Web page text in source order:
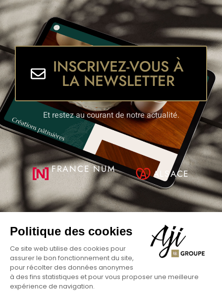
INSCRIVEZ-VOUS À
LA NEWSLETTER
Et restez au courant de notre actualité.
FRANCE NUM ALSACE
© Aji Groupe Site Réalisé ParAJI Groupe SAS
Politique des cookies
Ce site web utilise des cookies pour
assurer le bon fonctionnement du site,
pour récolter des données anonymes
à des fins statistiques et pour vous proposer une meilleure
expérience de navigation.